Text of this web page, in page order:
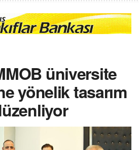
üniversite
yönelik tasarım